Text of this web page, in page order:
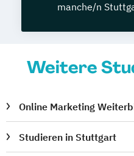
manche/n
Weitere
Online Marketing
Studieren in Stuttgart